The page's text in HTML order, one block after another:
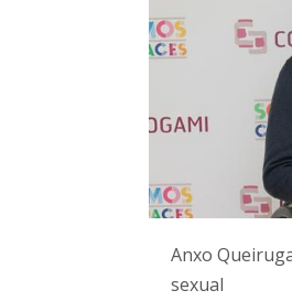
Anxo
sexual